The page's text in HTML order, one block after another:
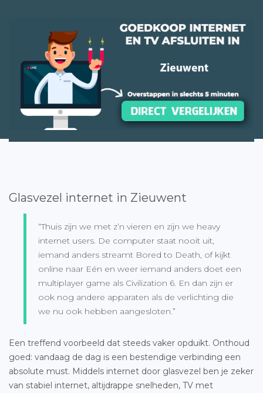
Glasvezel internet in Zieuwent
“Thuis zijn we met z’n vieren en zijn we heavy
internet users. De computer staat nooit uit,
iemand anders streamt Bored to Death, of kijkt
online naar Eén en weer iemand anders doet een
multiplayer game als Civilization 6. En dan zijn er
ook nog andere apparaten als de verlichting die
we nu ook hebben aangesloten.”
Een treffend voorbeeld dat steeds vaker opduikt. Onthoud
goed: vandaag de dag is een bestendige verbinding een
absolute must. Middels internet door glasvezel ben je zeker
van stabiel internet, altijdrappe snelheden, TV met